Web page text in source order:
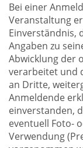
Bei einer
Veranstaltung
Einverständnis,
Angaben zu
Abwicklung der
verarbeitet und
an Dritte,
Anmeldende
einverstanden,
eventuell Foto-
Verwendung